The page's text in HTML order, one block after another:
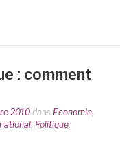
: comment
2010 dans Economie,
, Politique,